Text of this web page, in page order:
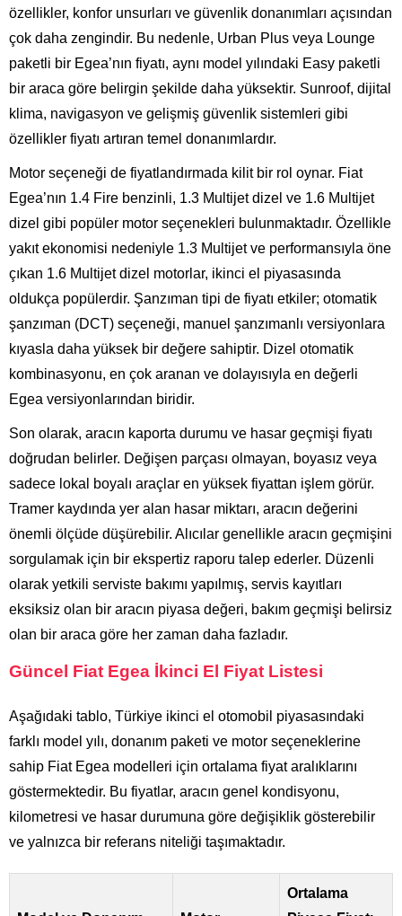
özellikler, konfor unsurları ve güvenlik donanımları açısından
çok daha zengindir. Bu nedenle, Urban Plus veya Lounge
paketli bir Egea’nın fiyatı, aynı model yılındaki Easy paketli
bir araca göre belirgin şekilde daha yüksektir. Sunroof, dijital
klima, navigasyon ve gelişmiş güvenlik sistemleri gibi
özellikler fiyatı artıran temel donanımlardır.
Motor seçeneği de fiyatlandırmada kilit bir rol oynar. Fiat
Egea’nın 1.4 Fire benzinli, 1.3 Multijet dizel ve 1.6 Multijet
dizel gibi popüler motor seçenekleri bulunmaktadır. Özellikle
yakıt ekonomisi nedeniyle 1.3 Multijet ve performansıyla öne
çıkan 1.6 Multijet dizel motorlar, ikinci el piyasasında
oldukça popülerdir. Şanzıman tipi de fiyatı etkiler; otomatik
şanzıman (DCT) seçeneği, manuel şanzımanlı versiyonlara
kıyasla daha yüksek bir değere sahiptir. Dizel otomatik
kombinasyonu, en çok aranan ve dolayısıyla en değerli
Egea versiyonlarından biridir.
Son olarak, aracın kaporta durumu ve hasar geçmişi fiyatı
doğrudan belirler. Değişen parçası olmayan, boyasız veya
sadece lokal boyalı araçlar en yüksek fiyattan işlem görür.
Tramer kaydında yer alan hasar miktarı, aracın değerini
önemli ölçüde düşürebilir. Alıcılar genellikle aracın geçmişini
sorgulamak için bir ekspertiz raporu talep ederler. Düzenli
olarak yetkili serviste bakımı yapılmış, servis kayıtları
eksiksiz olan bir aracın piyasa değeri, bakım geçmişi belirsiz
olan bir araca göre her zaman daha fazladır.
Güncel Fiat Egea İkinci El Fiyat Listesi
Aşağıdaki tablo, Türkiye ikinci el otomobil piyasasındaki
farklı model yılı, donanım paketi ve motor seçeneklerine
sahip Fiat Egea modelleri için ortalama fiyat aralıklarını
göstermektedir. Bu fiyatlar, aracın genel kondisyonu,
kilometresi ve hasar durumuna göre değişiklik gösterebilir
ve yalnızca bir referans niteliği taşımaktadır.
Ortalama